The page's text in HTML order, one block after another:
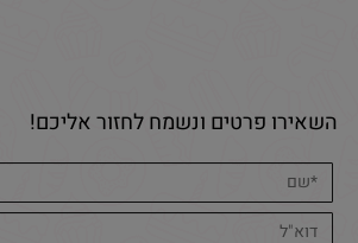
השאירו פרטים ונשמח לחזור אליכם!